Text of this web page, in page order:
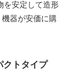
を安定して造形
器が安価に購
クトタイプ